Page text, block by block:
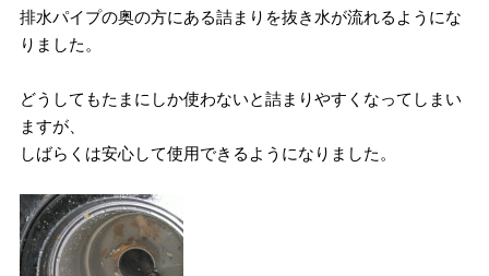
排水パイプの奥の方にある詰まりを抜き水が流れるようにな
りました。
どうしてもたまにしか使わないと詰まりやすくなってしまい
ますが、
しばらくは安心して使用できるようになりました。